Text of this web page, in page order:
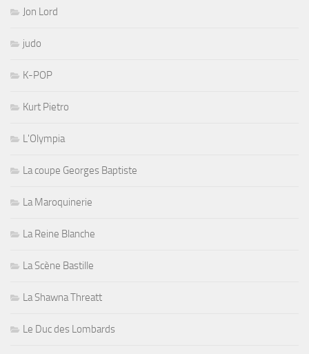
Jon Lord
judo
K-POP
Kurt Pietro
L'Olympia
La coupe Georges Baptiste
La Maroquinerie
La Reine Blanche
La Scène Bastille
La Shawna Threatt
Le Duc des Lombards